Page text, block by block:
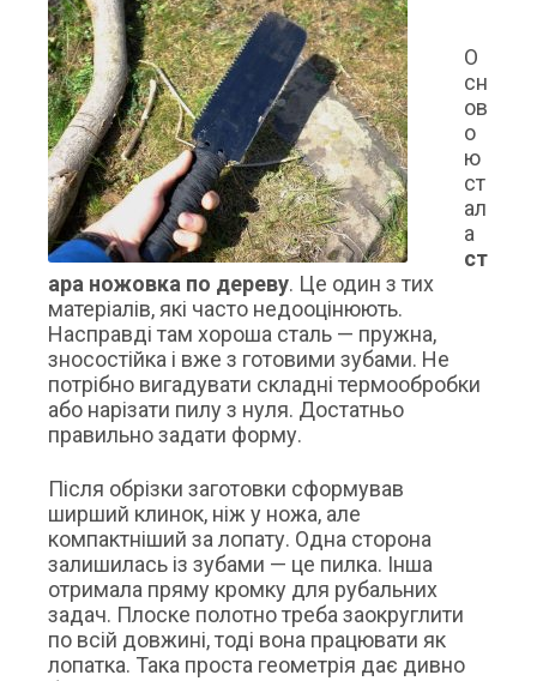
О
сн
ов
о
ю
ст
ал
а
ст
ара ножовка по дереву. Це один з тих
матеріалів, які часто недооцінюють.
Насправді там хороша сталь — пружна,
зносостійка і вже з готовими зубами. Не
потрібно вигадувати складні термообробки
або нарізати пилу з нуля. Достатньо
правильно задати форму.
Після обрізки заготовки сформував
ширший клинок, ніж у ножа, але
компактніший за лопату. Одна сторона
залишилась із зубами — це пилка. Інша
отримала пряму кромку для рубальних
задач. Плоске полотно треба заокруглити
по всій довжині, тоді вона працювати як
лопатка. Така проста геометрія дає дивно